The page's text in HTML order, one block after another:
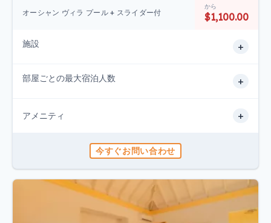
オーシャン ヴィラ プール + スライダー付
から
$1,100.00
施設 +
部屋ごとの最大宿泊人数 +
アメニティ +
今すぐお問い合わせ